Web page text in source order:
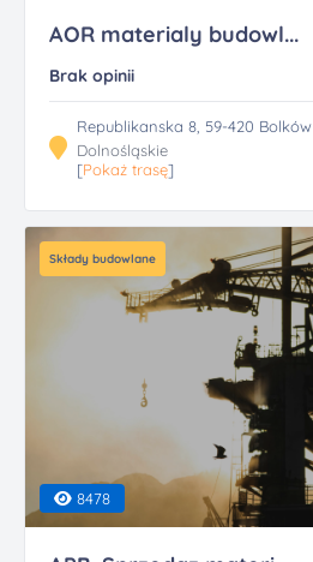
AOR materialy budowl...
Brak opinii
Republikanska 8, 59-420 Bolków
Dolnośląskie
[Pokaż trasę]
Składy budowlane
8478